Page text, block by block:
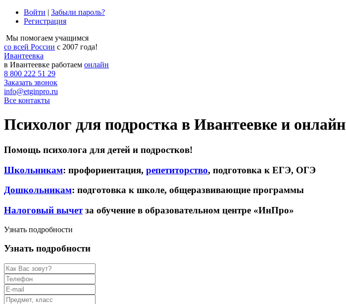
Войти | Забыли пароль?
Регистрация
Мы помогаем учащимся
со всей России с 2007 года!
Ивантеевка
в Ивантеевке работаем онлайн
8 800 222 51 29
Заказать звонок
info@etginpro.ru
Все контакты
Психолог для подростка в Ивантеевке и онлайн
Помощь психолога для детей и подростков!
Школьникам: профориентация, репетиторство, подготовка к ЕГЭ, ОГЭ
Дошкольникам: подготовка к школе, общеразвивающие программы
Налоговый вычетза обучение в образовательном центре «ИнПро»
Узнать подробности
Узнать подробности